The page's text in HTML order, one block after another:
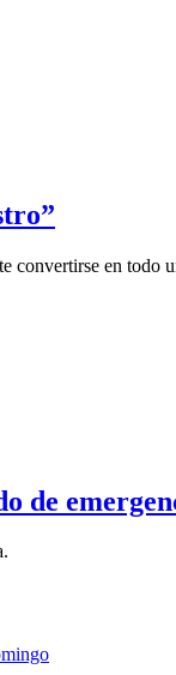
convertirse en todo
de